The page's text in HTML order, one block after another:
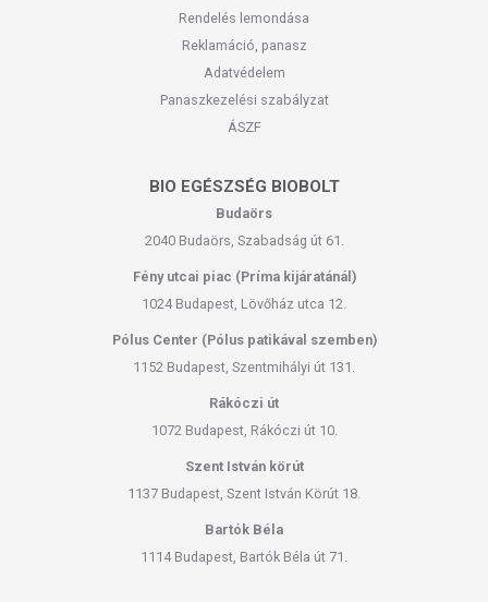
Rendelés lemondása
Reklamáció, panasz
Adatvédelem
Panaszkezelési szabályzat
ÁSZF
BIO EGÉSZSÉG BIOBOLT
Budaörs
2040 Budaörs, Szabadság út 61.
Fény utcai piac (Príma kijáratánál)
1024 Budapest, Lövőház utca 12.
Pólus Center (Pólus patikával szemben)
1152 Budapest, Szentmihályi út 131.
Rákóczi út
1072 Budapest, Rákóczi út 10.
Szent István körút
1137 Budapest, Szent István Körút 18.
Bartók Béla
1114 Budapest, Bartók Béla út 71.